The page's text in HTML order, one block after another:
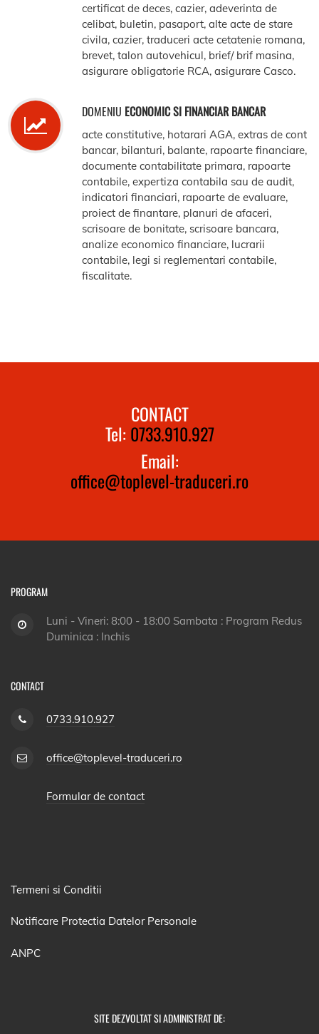
certificat de deces, cazier, adeverinta de
celibat, buletin, pasaport, alte acte de stare
civila, cazier, traduceri acte cetatenie romana,
brevet, talon autovehicul, brief/ brif masina,
asigurare obligatorie RCA, asigurare Casco.
DOMENIU ECONOMIC SI FINANCIAR BANCAR
acte constitutive, hotarari AGA, extras de cont
bancar, bilanturi, balante, rapoarte financiare,
documente contabilitate primara, rapoarte
contabile, expertiza contabila sau de audit,
indicatori financiari, rapoarte de evaluare,
proiect de finantare, planuri de afaceri,
scrisoare de bonitate, scrisoare bancara,
analize economico financiare, lucrarii
contabile, legi si reglementari contabile,
fiscalitate.
CONTACT
Tel: 0733.910.927
Email:
office@toplevel-traduceri.ro
PROGRAM
Luni - Vineri: 8:00 - 18:00 Sambata : Program Redus
Duminica : Inchis
CONTACT
0733.910.927
office@toplevel-traduceri.ro
Formular de contact
Termeni si Conditii
Notificare Protectia Datelor Personale
ANPC
SITE DEZVOLTAT SI ADMINISTRAT DE: